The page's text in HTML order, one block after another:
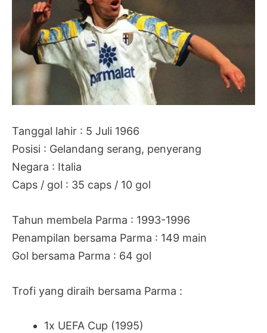
Tanggal lahir : 5 Juli 1966
Posisi : Gelandang serang, penyerang
Negara : Italia
Caps / gol : 35 caps / 10 gol
Tahun membela Parma : 1993-1996
Penampilan bersama Parma : 149 main
Gol bersama Parma : 64 gol
Trofi yang diraih bersama Parma :
1x UEFA Cup (1995)